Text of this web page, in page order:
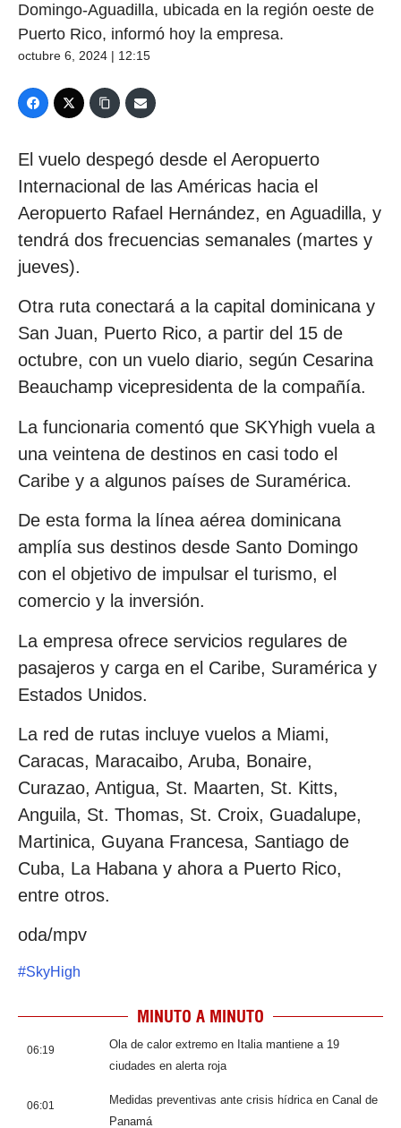
Domingo-Aguadilla, ubicada en la región oeste de
Puerto Rico, informó hoy la empresa.
octubre 6, 2024 | 12:15
El vuelo despegó desde el Aeropuerto
Internacional de las Américas hacia el
Aeropuerto Rafael Hernández, en Aguadilla, y
tendrá dos frecuencias semanales (martes y
jueves).
Otra ruta conectará a la capital dominicana y
San Juan, Puerto Rico, a partir del 15 de
octubre, con un vuelo diario, según Cesarina
Beauchamp vicepresidenta de la compañía.
La funcionaria comentó que SKYhigh vuela a
una veintena de destinos en casi todo el
Caribe y a algunos países de Suramérica.
De esta forma la línea aérea dominicana
amplía sus destinos desde Santo Domingo
con el objetivo de impulsar el turismo, el
comercio y la inversión.
La empresa ofrece servicios regulares de
pasajeros y carga en el Caribe, Suramérica y
Estados Unidos.
La red de rutas incluye vuelos a Miami,
Caracas, Maracaibo, Aruba, Bonaire,
Curazao, Antigua, St. Maarten, St. Kitts,
Anguila, St. Thomas, St. Croix, Guadalupe,
Martinica, Guyana Francesa, Santiago de
Cuba, La Habana y ahora a Puerto Rico,
entre otros.
oda/mpv
#SkyHigh
MINUTO A MINUTO
06:19
Ola de calor extremo en Italia mantiene a 19
ciudades en alerta roja
06:01
Medidas preventivas ante crisis hídrica en Canal de
Panamá